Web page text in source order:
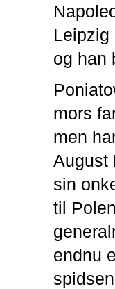
og han
mors
men
August
sin
til
endnu